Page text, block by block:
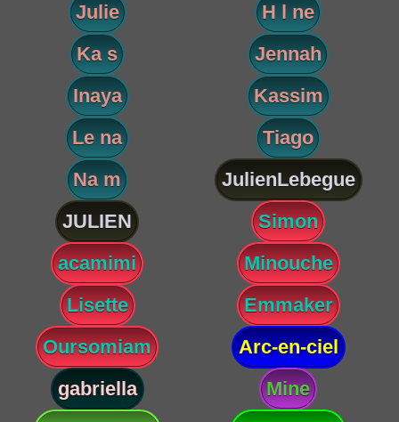
Julie
H l ne
Ka s
Jennah
Inaya
Kassim
Le na
Tiago
Na m
JulienLebegue
JULIEN
Simon
acamimi
Minouche
Lisette
Emmaker
Oursomiam
Arc-en-ciel
gabriella
Mine